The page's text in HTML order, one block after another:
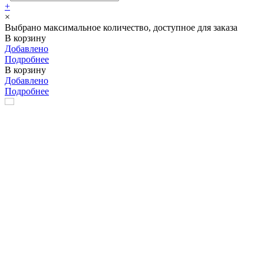
+
×
Выбрано максимальное количество, доступное для заказа
В корзину
Добавлено
Подробнее
В корзину
Добавлено
Подробнее